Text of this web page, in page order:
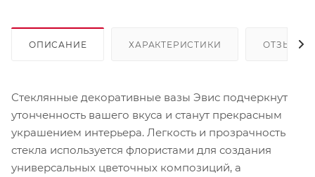
ОПИСАНИЕ ХАРАКТЕРИСТИКИ ОТЗЫВЫ
Стеклянные декоративные вазы Эвис подчеркнут
утонченность вашего вкуса и станут прекрасным
украшением интерьера. Легкость и прозрачность
стекла используется флористами для создания
универсальных цветочных композиций, а